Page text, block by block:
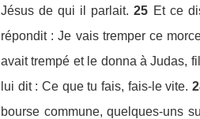
Jésus de qui il parlait. 25 Et ce
répondit : Je vais tremper ce
avait trempé et le donna à Judas,
lui dit : Ce que tu fais, fais-le vite.
bourse commune, quelques-uns